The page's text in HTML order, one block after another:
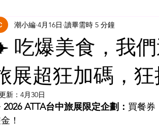
吃爆美食，我
展超狂加碼，狂
潮小編 4月16日 讀畢需時 5 分鐘
新： 4月30日
2026 ATTA台中旅展限定企劃： 買餐券
！